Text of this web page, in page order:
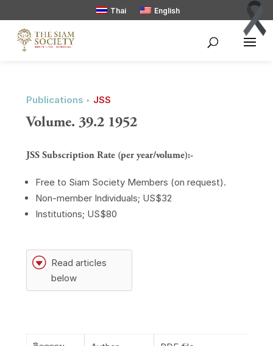
Thai English
Publications ‣ JSS
Volume. 39.2 1952
JSS Subscription Rate (per year/volume):-
Free to Siam Society Members (on request).
Non-member Individuals; US$32
Institutions; US$80
G Read articles
below